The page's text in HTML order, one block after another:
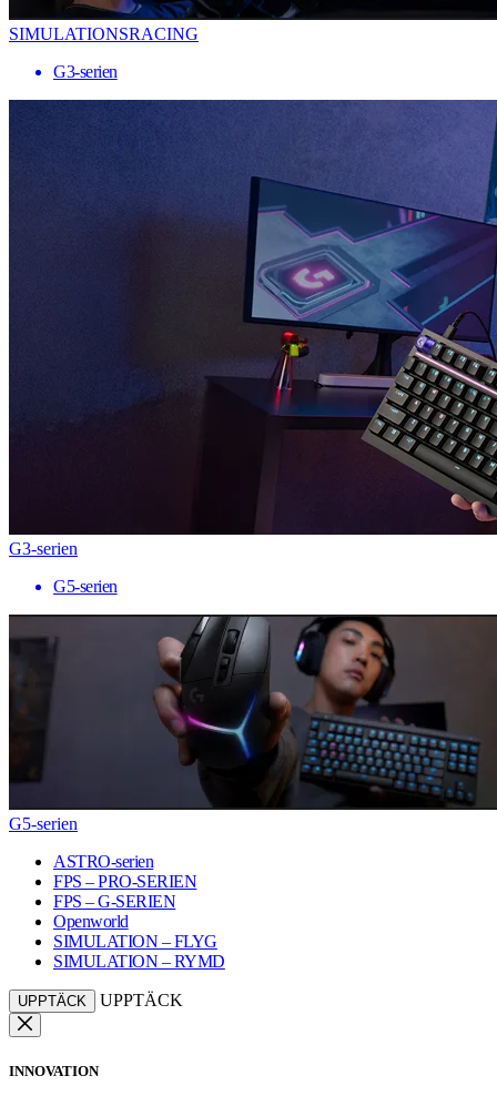
SIMULATIONSRACING
G3-serien
G3-serien
G5-serien
G5-serien
ASTRO-serien
FPS – PRO-SERIEN
FPS – G-SERIEN
Openworld
SIMULATION – FLYG
SIMULATION – RYMD
UPPTÄCK UPPTÄCK
INNOVATION